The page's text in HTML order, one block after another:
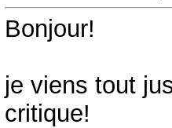
Bonjour!
je viens tout
critique!